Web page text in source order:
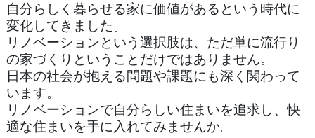
自分らしく暮らせる家に価値があるという時代に
変化してきました。
リノベーションという選択肢は、ただ単に流行り
の家づくりということだけではありません。
日本の社会が抱える問題や課題にも深く関わって
います。
リノベーションで自分らしい住まいを追求し、快
適な住まいを手に入れてみませんか。